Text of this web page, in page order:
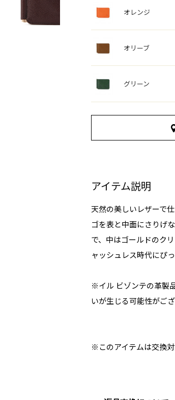
オレンジ
オリーブ
グリーン
アイテム説明
天然の美しいレザーで
ゴを表と中面にさりげ
で、中はゴールドのク
ャッシュレス時代にぴ
※イル ビゾンテの革製
いが生じる可能性がご
※このアイテムは交換